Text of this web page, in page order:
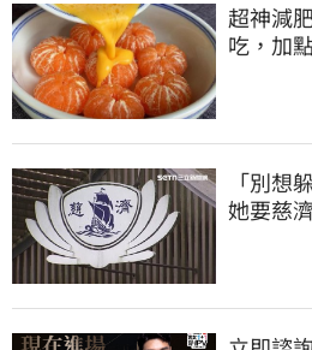
超神減
吃，加
「別想
她要慈